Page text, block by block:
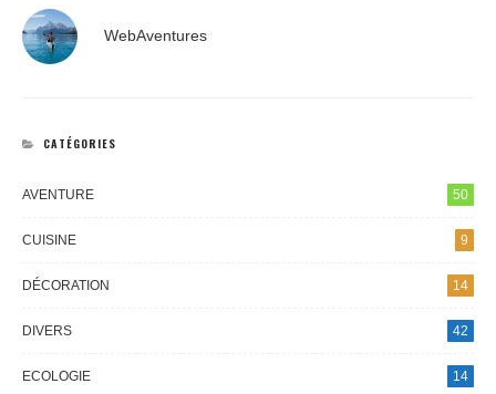
WebAventures
CATÉGORIES
AVENTURE 50
CUISINE 9
DÉCORATION 14
DIVERS 42
ECOLOGIE 14